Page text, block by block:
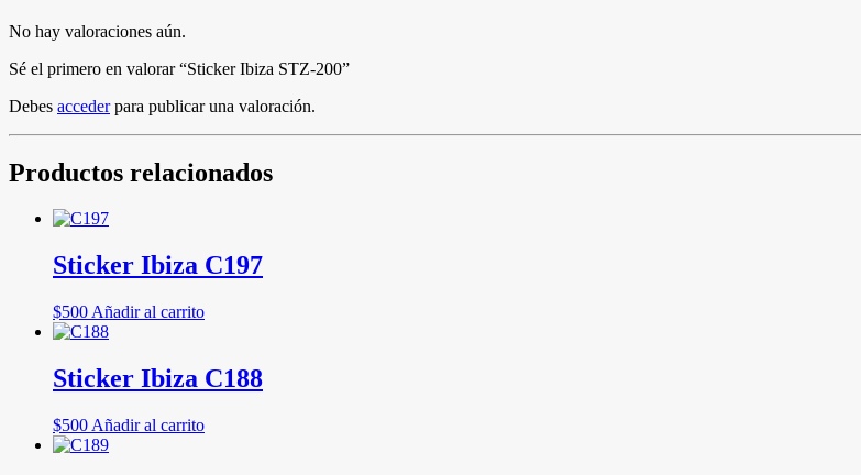
No hay valoraciones aún.
Sé el primero en valorar “Sticker Ibiza STZ-200”
Debes accederpara publicar una valoración.
Productos relacionados
Sticker Ibiza C197
$500 Añadir al carrito
Sticker Ibiza C188
$500 Añadir al carrito